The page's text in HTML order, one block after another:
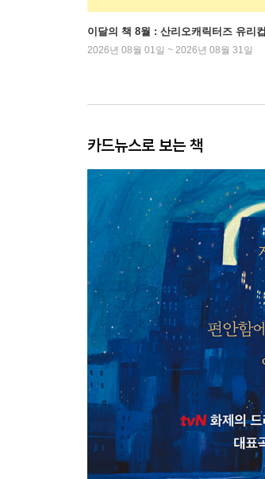
이달의 책 8월 : 산리오캐릭터즈 유리컵
2026년 08월 01일 ~ 2026년 08월 31일
카드뉴스로 보는 책